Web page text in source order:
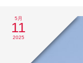
5月
11
2025